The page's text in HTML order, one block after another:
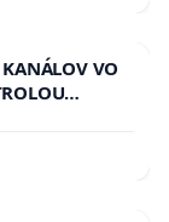
VO